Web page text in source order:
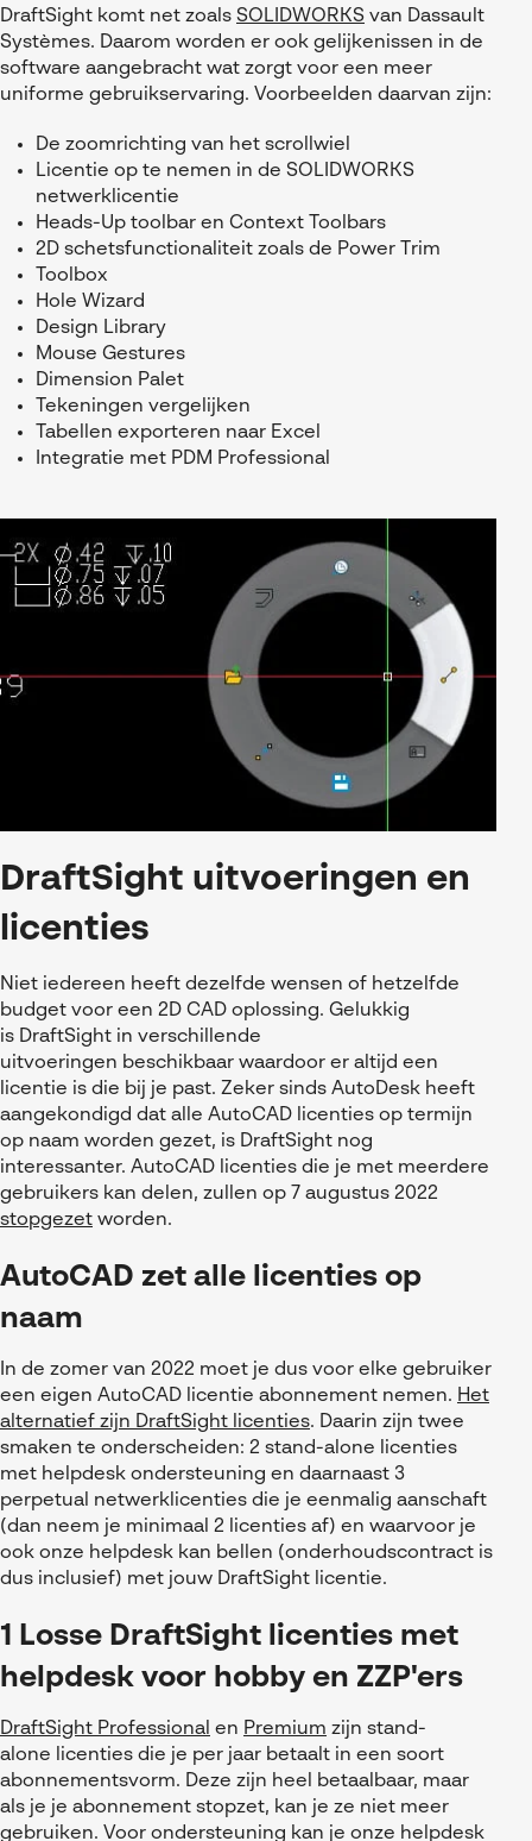
DraftSight komt net zoals SOLIDWORKS van Dassault
Systèmes. Daarom worden er ook gelijkenissen in de
software aangebracht wat zorgt voor een meer
uniforme gebruikservaring. Voorbeelden daarvan zijn:
De zoomrichting van het scrollwiel
Licentie op te nemen in de SOLIDWORKS
netwerklicentie
Heads-Up toolbar en Context Toolbars
2D schetsfunctionaliteit zoals de Power Trim
Toolbox
Hole Wizard
Design Library
Mouse Gestures
Dimension Palet
Tekeningen vergelijken
Tabellen exporteren naar Excel
Integratie met PDM Professional
DraftSight uitvoeringen en
licenties
N iet iedereen heeft dezelfde wensen of hetzelfde
budget voor een 2D CAD oplossing. Gelukkig
is DraftSight in verschillende
uitvoeringen beschikbaar waardoor er altijd een
licentie is die bij je past. Zeker sinds AutoDesk heeft
aangekondigd dat alle AutoCAD licenties op termijn
op naam worden gezet, is DraftSight nog
interessanter. AutoCAD licenties die je met meerdere
gebruikers kan delen, zullen op 7 augustus 2022
stopgezet worden.
AutoCAD zet alle licenties op
naam
In de zomer van 2022 moet je dus voor elke gebruiker
een eigen AutoCAD licentie abonnement nemen. Het
alternatief zijn DraftSight licenties. Daarin zijn twee
smaken te onderscheiden: 2 stand-alone licenties
met helpdesk ondersteuning en daarnaast 3
perpetual netwerklicenties die je eenmalig aanschaft
(dan neem je minimaal 2 licenties af) en waarvoor je
ook onze helpdesk kan bellen (onderhoudscontract is
dus inclusief) met jouw DraftSight licentie.
1 Losse DraftSight licenties met
helpdesk voor hobby en ZZP'ers
DraftSight Professional en Premium zijn stand-
alone licenties die je per jaar betaalt in een soort
abonnementsvorm. Deze zijn heel betaalbaar, maar
als je je abonnement stopzet, kan je ze niet meer
gebruiken. Voor ondersteuning kan je onze helpdesk